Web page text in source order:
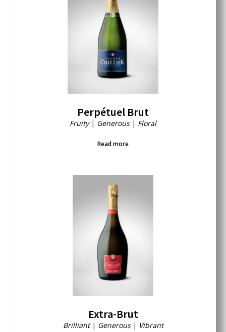
Perpétuel Brut
Fruity | Generous | Floral
Read more
Extra-Brut
Brilliant | Generous | Vibrant